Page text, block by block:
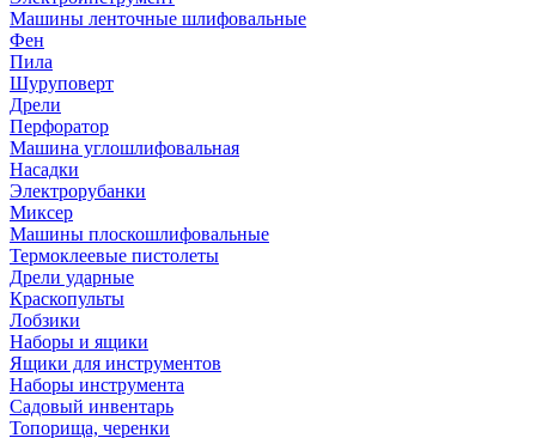
Машины ленточные шлифовальные
Фен
Пила
Шуруповерт
Дрели
Перфоратор
Машина углошлифовальная
Насадки
Электрорубанки
Миксер
Машины плоскошлифовальные
Термоклеевые пистолеты
Дрели ударные
Краскопульты
Лобзики
Наборы и ящики
Ящики для инструментов
Наборы инструмента
Садовый инвентарь
Топорища, черенки